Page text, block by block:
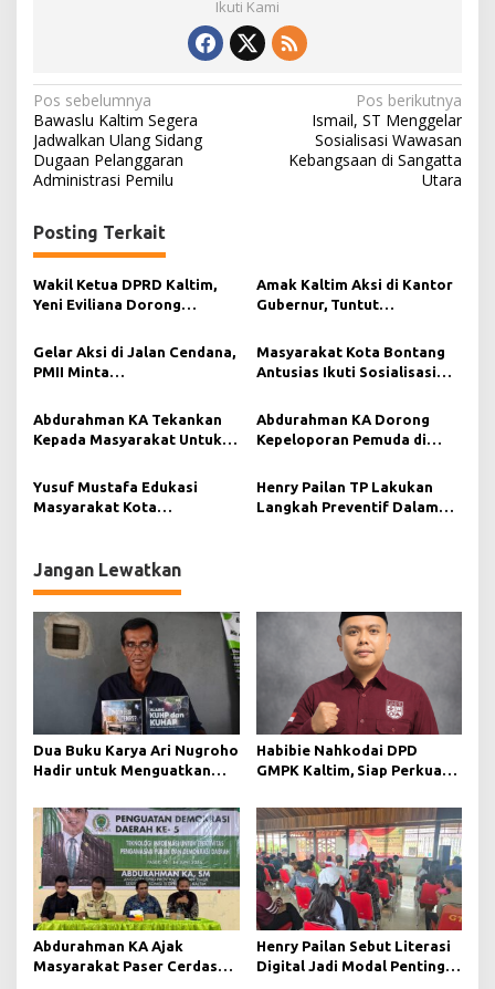
Ikuti Kami
N
a
v
g
a
s
p
o
s
Pos sebelumnya
Bawaslu Kaltim Segera
Jadwalkan Ulang Sidang
Dugaan Pelanggaran
Administrasi Pemilu
Pos berikutnya
Ismail, ST Menggelar
Sosialisasi Wawasan
Kebangsaan di Sangatta
Utara
Posting Terkait
Wakil Ketua DPRD Kaltim,
Yeni Eviliana Dorong
Media.
Amak Kaltim Aksi di Kantor
Gubernur, Tuntut
Renovasi Gedung DPRD
Kaltim dan Pejabat
Gelar Aksi di Jalan Cendana,
PMII Minta
Depo PT Pertamina Patra
Niaga Fuel Terminal
Samarinda di Pindahkan.
Masyarakat Kota Bontang
Antusias Ikuti Sosialisasi
dilaksanakan oleh Henry
Pailan TP, SE.
Abdurahman KA Tekankan
Kepada Masyarakat Untuk
Reformasi
Abdurahman KA Dorong
Kepeloporan Pemuda di
Sosialisasi Perda
Yusuf Mustafa Edukasi
Masyarakat Kota
Sosialisasi
Henry Pailan TP Lakukan
Langkah Preventif Dalam
Jangan Lewatkan
Dua Buku Karya Ari Nugroho
Hadir untuk Menguatkan
Menyongsong Indonesia
Emas Berlandaskan
Keadilan dan transparansi
keterbukaan informasi
publik
Habibie Nahkodai DPD
GMPK Kaltim, Siap Perkuat
Pemuda
Abdurahman KA Ajak
Masyarakat Paser Cerdas
Henry Pailan Sebut Literasi
Digital Jadi Modal Penting